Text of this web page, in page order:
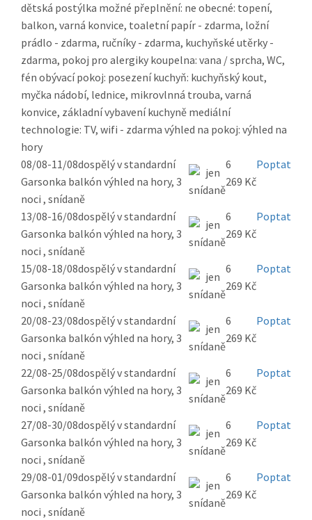
dětská postýlka možné přeplnění: ne obecné: topení,
balkon, varná konvice, toaletní papír - zdarma, ložní
prádlo - zdarma, ručníky - zdarma, kuchyňské utěrky -
zdarma, pokoj pro alergiky koupelna: vana / sprcha, WC,
fén obývací pokoj: posezení kuchyň: kuchyňský kout,
myčka nádobí, lednice, mikrovlnná trouba, varná
konvice, základní vybavení kuchyně mediální
technologie: TV, wifi - zdarma výhled na pokoj: výhled na
hory
08/08-11/08dospělý v standardní
Garsonka balkón výhled na hory, 3
noci , snídaně
6
269 Kč
Poptat
13/08-16/08dospělý v standardní
Garsonka balkón výhled na hory, 3
noci , snídaně
6
269 Kč
Poptat
15/08-18/08dospělý v standardní
Garsonka balkón výhled na hory, 3
noci , snídaně
6
269 Kč
Poptat
20/08-23/08dospělý v standardní
Garsonka balkón výhled na hory, 3
noci , snídaně
6
269 Kč
Poptat
22/08-25/08dospělý v standardní
Garsonka balkón výhled na hory, 3
noci , snídaně
6
269 Kč
Poptat
27/08-30/08dospělý v standardní
Garsonka balkón výhled na hory, 3
noci , snídaně
6
269 Kč
Poptat
29/08-01/09dospělý v standardní
Garsonka balkón výhled na hory, 3
noci , snídaně
6
269 Kč
Poptat